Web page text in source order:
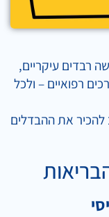
רבדים עיקריים,
רפואיים – ולכל
להכיר את ההבדלים